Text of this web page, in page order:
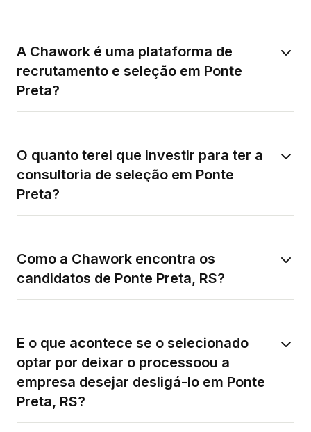
A Chawork é uma plataforma de
recrutamento e seleção em Ponte
Preta?
O quanto terei que investir para ter a
consultoria de seleção em Ponte
Preta?
Como a Chawork encontra os
candidatos de Ponte Preta, RS?
E o que acontece se o selecionado
optar por deixar o processoou a
empresa desejar desligá-lo em Ponte
Preta, RS?